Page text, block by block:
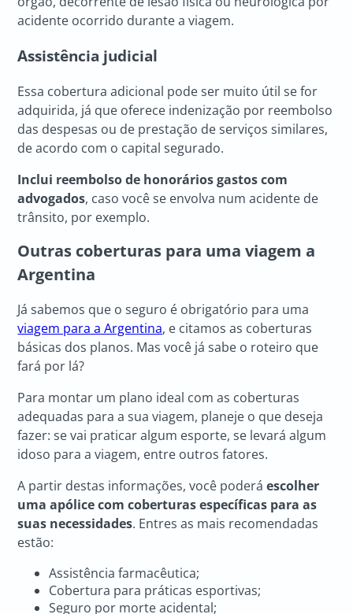
acidente ocorrido durante a viagem.
Assistência judicial
Essa cobertura adicional pode ser muito útil se for
adquirida, já que oferece indenização por reembolso
das despesas ou de prestação de serviços similares,
de acordo com o capital segurado.
Inclui reembolso de honorários gastos com
advogados, caso você se envolva num acidente de
trânsito, por exemplo.
Outras coberturas para uma viagem a
Argentina
Já sabemos que o seguro é obrigatório para uma
viagem para a Argentina, e citamos as coberturas
básicas dos planos. Mas você já sabe o roteiro que
fará por lá?
Para montar um plano ideal com as coberturas
adequadas para a sua viagem, planeje o que deseja
fazer: se vai praticar algum esporte, se levará algum
idoso para a viagem, entre outros fatores.
A partir destas informações, você poderáescolher
uma apólice com coberturas específicas para as
suas necessidades. Entres as mais recomendadas
estão:
Assistência farmacêutica;
Cobertura para práticas esportivas;
Seguro por morte acidental;